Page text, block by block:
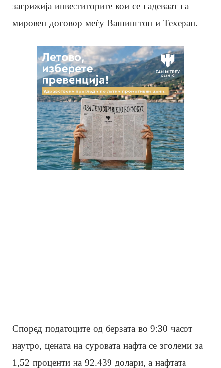
загрижија инвеститорите кои се надеваат на
мировен договор меѓу Вашингтон и Техеран.
Според податоците од берзата во 9:30 часот
наутро, цената на суровата нафта се зголеми за
1,52 проценти на 92.439 долари, а нафтата